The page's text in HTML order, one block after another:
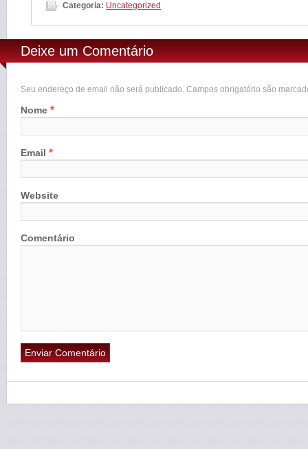
Categoria: Uncategorized
Deixe um Comentário
Seu endereço de email não será publicado. Campos obrigatório são
Nome *
Email *
Website
Comentário